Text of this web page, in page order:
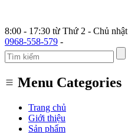
8:00 - 17:30 từ Thứ 2 - Chủ nhật
0968-558-579 -
Menu Categories
Trang chủ
Giới thiệu
Sản phẩm